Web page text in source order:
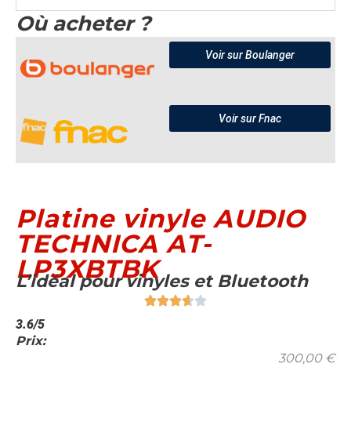
Où acheter ?
Voir sur Boulanger
Voir sur Fnac
Platine vinyle AUDIO
TECHNICA AT-
LP3XBTBK
L’idéal pour vinyles et Bluetooth
3.6/5
Prix:
300,00 €